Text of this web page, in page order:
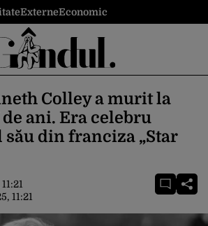
ExterneEconomic
Colley a murit la
de ani. Era celebru
din franciza „Star
11:21